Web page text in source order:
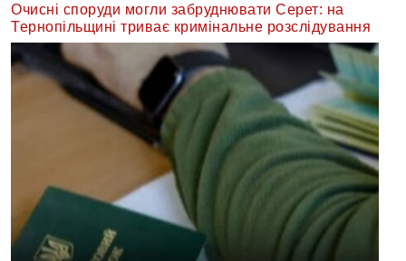
Очисні споруди могли забруднювати Серет: на
Тернопільщині триває кримінальне розслідування